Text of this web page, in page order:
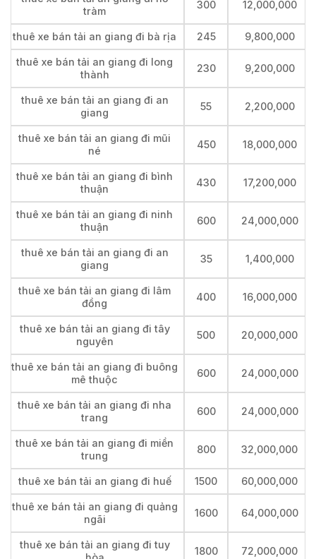
tràm
300 12,000,000
thuê xe bán tải an giang đi bà rịa 245 9,800,000
thuê xe bán tải an giang đi long
thành
230 9,200,000
thuê xe bán tải an giang đi an
giang
55 2,200,000
thuê xe bán tải an giang đi mũi
né
450 18,000,000
thuê xe bán tải an giang đi bình
thuận
430 17,200,000
thuê xe bán tải an giang đi ninh
thuận
600 24,000,000
thuê xe bán tải an giang đi an
giang
35 1,400,000
thuê xe bán tải an giang đi lâm
đồng
400 16,000,000
thuê xe bán tải an giang đi tây
nguyên
500 20,000,000
thuê xe bán tải an giang đi buông
mê thuộc
600 24,000,000
thuê xe bán tải an giang đi nha
trang
600 24,000,000
thuê xe bán tải an giang đi miền
trung
800 32,000,000
thuê xe bán tải an giang đi huế 1500 60,000,000
thuê xe bán tải an giang đi quảng
ngãi
1600 64,000,000
thuê xe bán tải an giang đi tuy
1800 72,000,000